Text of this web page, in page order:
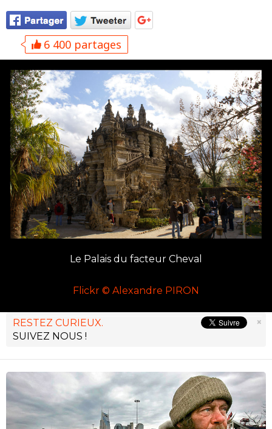
6 400 partages
Le Palais du facteur Cheval
Flickr © Alexandre PIRON
×
RESTEZ CURIEUX.
SUIVEZ NOUS !